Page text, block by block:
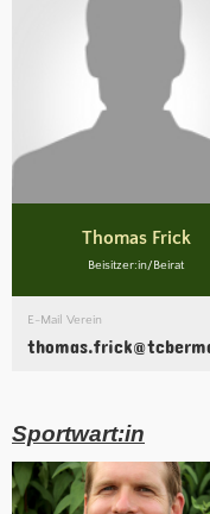
Thomas Frick
Beisitzer:in/Beirat
E-Mail Verein
Sportwart:in